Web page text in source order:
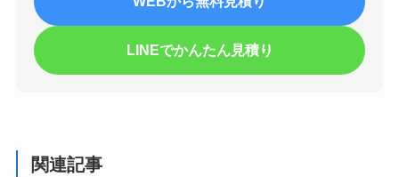
LINEでかんたん見積り
関連記事